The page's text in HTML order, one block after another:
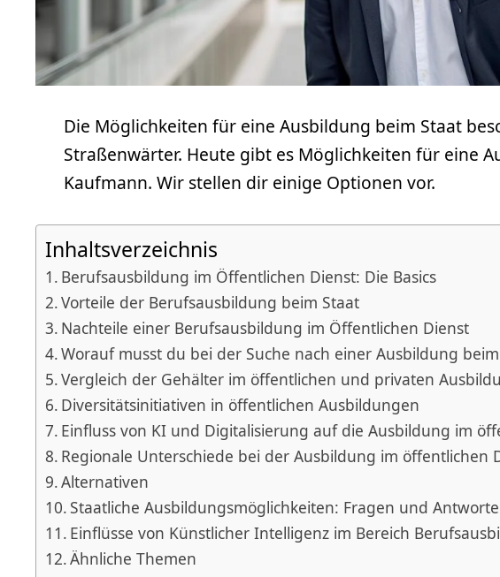
Die Möglichkeiten für eine Ausbildung beim Staat
Straßenwärter. Heute gibt es Möglichkeiten für eine
Kaufmann. Wir stellen dir einige Optionen vor.
Inhaltsverzeichnis
Berufsausbildung im Öffentlichen Dienst: Die Basics
Vorteile der Berufsausbildung beim Staat
Nachteile einer Berufsausbildung im Öffentlichen Dienst
Worauf musst du bei der Suche nach einer Ausbildung
Vergleich der Gehälter im öffentlichen und privaten
Diversitätsinitiativen in öffentlichen Ausbildungen
Einfluss von KI und Digitalisierung auf die Ausbildung im
Regionale Unterschiede bei der Ausbildung im öffentlichen
Alternativen
Staatliche Ausbildungsmöglichkeiten: Fragen und
Einflüsse von Künstlicher Intelligenz im Bereich
Ähnliche Themen